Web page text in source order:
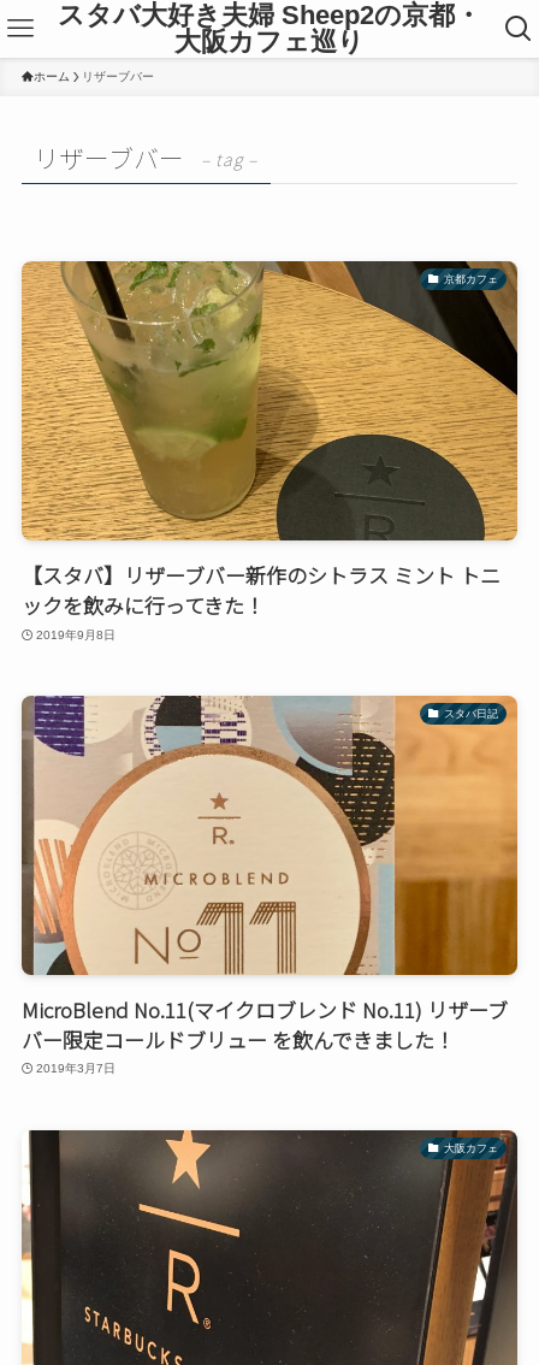
スタバ大好き夫婦 Sheep2の京都・
大阪カフェ巡り
ホーム リザーブバー
リザーブバー – tag –
京都カフェ
【スタバ】リザーブバー新作のシトラス ミント トニ
ックを飲みに行ってきた！
2019年9月8日
スタバ日記
MicroBlend No.11(マイクロブレンド No.11) リザーブ
バー限定コールドブリュー を飲んできました！
2019年3月7日
大阪カフェ